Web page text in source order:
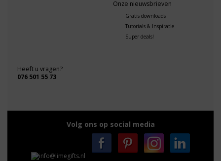
Onze nieuwsbrieven
Gratis downloads
Tutorials & Inspiratie
Super deals!
Heeft u vragen?
076 501 55 73
Volg ons op social media